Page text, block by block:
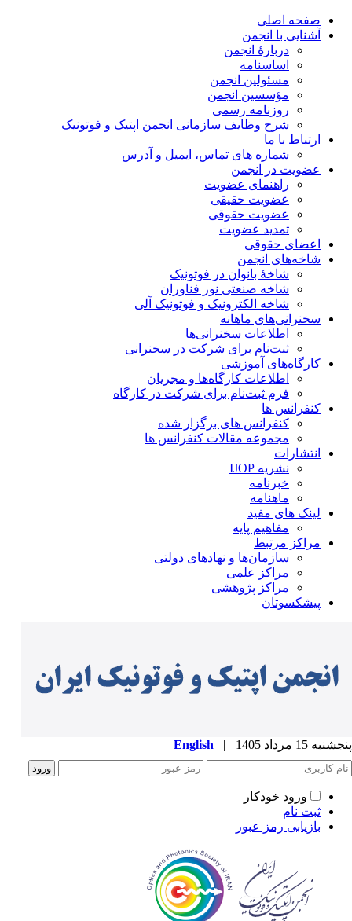
صفحه اصلی
آشنایی با انجمن
دربارۀ انجمن
اساسنامه
مسئولین انجمن
مؤسسین انجمن
روزنامه رسمی
شرح وظایف سازمانی انجمن اپتیک و فوتونیک
ارتباط با ما
شماره های تماس، ایمیل و آدرس
عضویت در انجمن
راهنمای عضویت
عضویت حقیقی
عضویت حقوقی
تمدید عضویت
اعضای حقوقی
شاخه‌های انجمن
شاخۀ بانوان در فوتونیک
شاخه صنعتی نور فناوران
شاخه‌ الکترونیک و فوتونیک آلی
سخنرانی‌های ماهانه
اطلاعات سخنرانی‌‌ها
ثبت‌نام برای شرکت در سخنرانی
کارگاه‌های آموزشی
اطلاعات کارگاه‌ها و مجریان
فرم ثبت‌نام برای شرکت در کارگاه
کنفرانس ها
کنفرانس های برگزار شده
مجموعه مقالات کنفرانس ها
انتشارات
نشریه IJOP
خبرنامه
ماهنامه
لینک های مفید
مفاهیم پایه
مراکز مرتبط
سازمان‌ها و نهادهای دولتی
مراکز علمی
مراکز پژوهشی
پیشکسوتان
15 مرداد 1405 |
English
ورود خودکار
ثبت نام
بازیابی رمز عبور